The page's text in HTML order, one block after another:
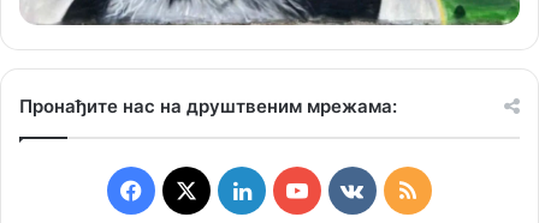
Пронађите нас на друштвеним мрежама:
F
X
L
Y
v
R